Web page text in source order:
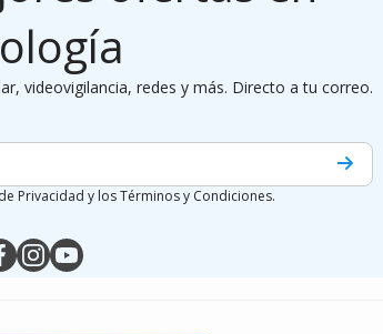
videovigilancia, redes y más. Directo a tu correo.
Privacidad y los Términos y Condiciones.
@silymxsilymx
instagramcom/silymx
youtubecom/@silymx
wame/525584218080